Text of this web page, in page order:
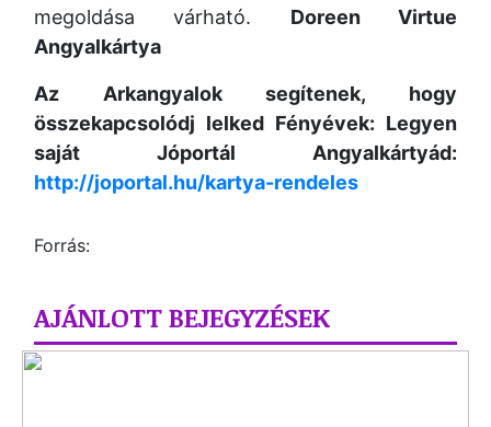
megoldása várható. Doreen Virtue
Angyalkártya
Az Arkangyalok segítenek, hogy
összekapcsolódj lelked Fényévek: Legyen
saját Jóportál Angyalkártyád:
http://joportal.hu/kartya-rendeles
Forrás:
AJÁNLOTT BEJEGYZÉSEK